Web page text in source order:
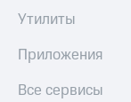
Утилиты
Приложения
Все сервисы